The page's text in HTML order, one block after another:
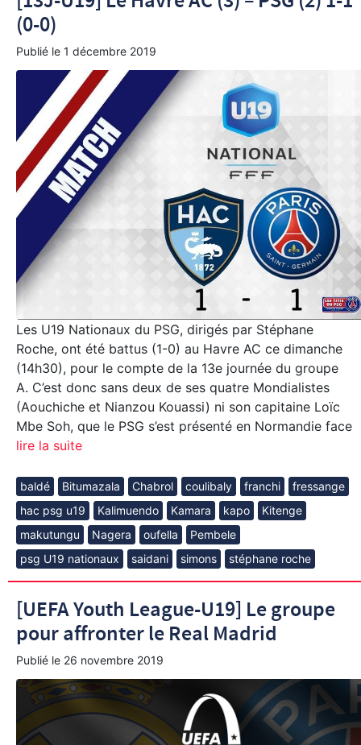
(0-0)
Publié le 1 décembre 2019
Les U19 Nationaux du PSG, dirigés par Stéphane
Roche, ont été battus (1-0) au Havre AC ce dimanche
(14h30), pour le compte de la 13e journée du groupe
A. C’est donc sans deux de ses quatre Mondialistes
(Aouchiche et Nianzou Kouassi) ni son capitaine Loïc
Mbe Soh, que le PSG s’est présenté en Normandie face
lire la suite
baldé Bitumazala Chabrol coulibaly franchi
fressange
hac psg u19
Kalimuendo Kamara kapo
Kitenge
makutungu
Nagera oufella
Pembele
psg U19 nationaux
saidani simons stéphane roche
[UEFA Youth League-U19] Le groupe
pour affronter le Real Madrid
Publié le 26 novembre 2019